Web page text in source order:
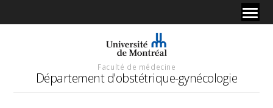
Faculté de médecine
Département d'obstétrique-gynécologie